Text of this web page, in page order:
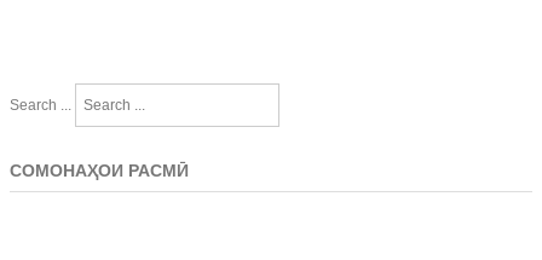
Search ...
СОМОНАҲОИ РАСМӢ